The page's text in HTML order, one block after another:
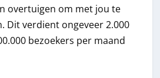
overtuigen om met jou te
Dit verdient ongeveer 2.000
bezoekers per maand